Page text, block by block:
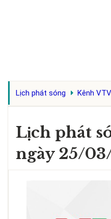
Lịch phát sóng Kênh
Lịch phát
ngày 25/